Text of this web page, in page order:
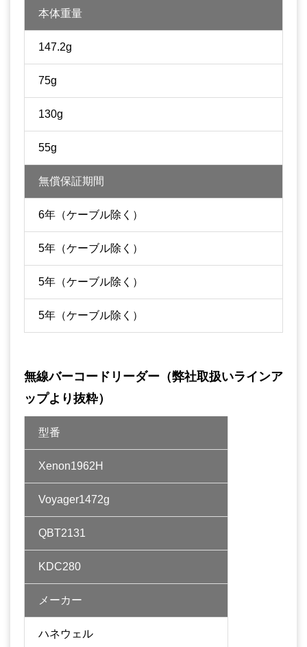
本体重量
147.2g
75g
130g
55g
無償保証期間
6年（ケーブル除く）
5年（ケーブル除く）
5年（ケーブル除く）
5年（ケーブル除く）
無線バーコードリーダー（弊社取扱いラインア
ップより抜粋）
型番
Xenon1962H
Voyager1472g
QBT2131
KDC280
メーカー
ハネウェル